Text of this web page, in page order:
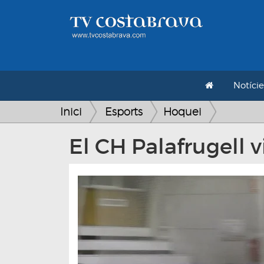
Inici Esports Hoquei
El CH Palafrugell